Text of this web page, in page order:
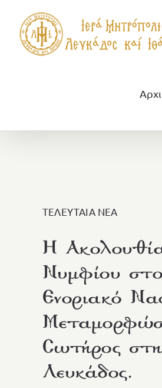
περιεχόμενο
ΤΕΛΕΥΤΑΙΑ ΝΕΑ
Η
Νυμφίου
Ενοριακό
Σωτήρος
Λευκάδος.